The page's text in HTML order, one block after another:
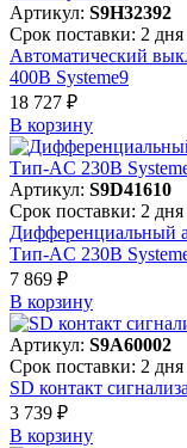
Артикул: S9H32392
Срок поставки: 2 дня
Автоматический
400В Systeme9
18 727 ₽
В корзинy
Артикул: S9D41610
Срок поставки: 2 дня
Дифференциальный
Тип-AC 230В
7 869 ₽
В корзинy
Артикул: S9A60002
Срок поставки: 2 дня
SD контакт
3 739 ₽
В корзинy